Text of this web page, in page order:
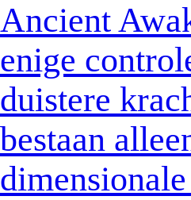
Ancient
enige
duistere
bestaan